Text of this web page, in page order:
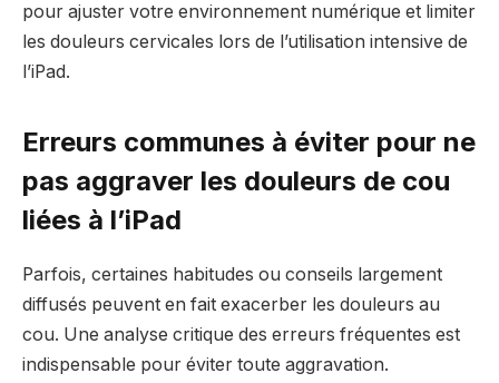
pour ajuster votre environnement numérique et limiter
les douleurs cervicales lors de l’utilisation intensive de
l’iPad.
Erreurs communes à éviter pour ne
pas aggraver les douleurs de cou
liées à l’iPad
Parfois, certaines habitudes ou conseils largement
diffusés peuvent en fait exacerber les douleurs au
cou. Une analyse critique des erreurs fréquentes est
indispensable pour éviter toute aggravation.